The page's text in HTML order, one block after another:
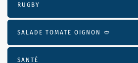
RUGBY
SALADE TOMATE OIGNON 🥙
SANTÉ